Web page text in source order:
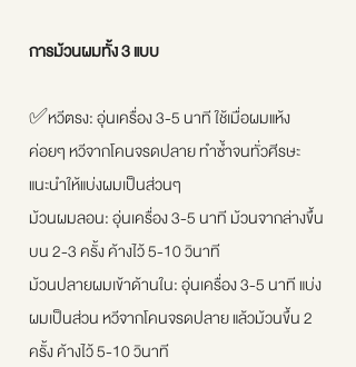
การม้วนผมทั้ง 3 แบบ
✅หวีตรง: อุ่นเครื่อง 3-5 นาที ใช้เมื่อผมแห้ง
ค่อยๆ หวีจากโคนจรดปลาย ทำซ้ำจนทั่วศีรษะ
แนะนำให้แบ่งผมเป็นส่วนๆ
ม้วนผมลอน: อุ่นเครื่อง 3-5 นาที ม้วนจากล่างขึ้น
บน 2-3 ครั้ง ค้างไว้ 5-10 วินาที
ม้วนปลายผมเข้าด้านใน: อุ่นเครื่อง 3-5 นาที แบ่ง
ผมเป็นส่วน หวีจากโคนจรดปลาย แล้วม้วนขึ้น 2
ครั้ง ค้างไว้ 5-10 วินาที